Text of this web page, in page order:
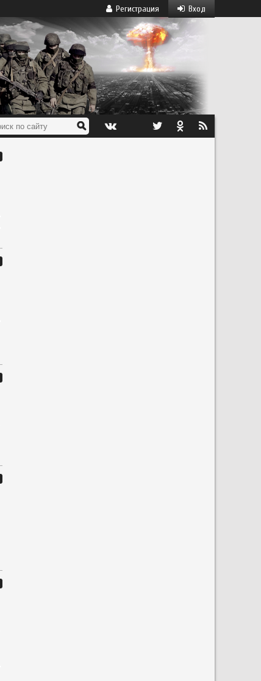
Вход
Регистрация